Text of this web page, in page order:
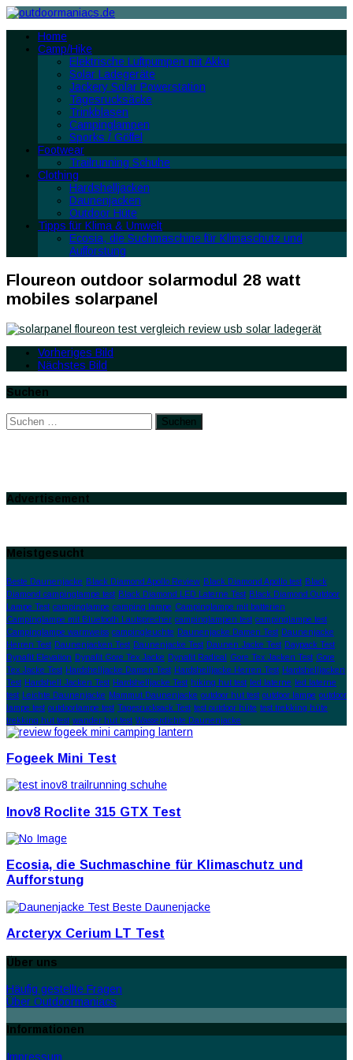
Home
Camp/Hike
Elektrische Luftpumpen mit Akku
Solar Ladegeräte
Jackery Solar Powerstation
Tagesrucksäcke
Trinkblasen
Campinglampen
Sporks / Göffel
Footwear
Trailrunning Schuhe
Clothing
Hardshelljacken
Daunenjacken
Outdoor Hüte
Tipps für Klima & Umwelt
Ecosia, die Suchmaschine für Klimaschutz und
Aufforstung
Floureon outdoor solarmodul 28 watt
mobiles solarpanel
Vorheriges Bild
Nächstes Bild
Suchen
Suchen
nach:
Advertisement
Meistgesucht
Beste Daunenjacke Black Diamond Apollo Review Black Diamond Apollo test Black
Diamond campinglampe test Black Diamond LED Laterne Test Black Diamond Outdoor
Lampe Test campinglampe camping lampe Campinglampe mit batterien
Campinglampe mit Bluetooth Lautsprecher campinglampen test campinglampe test
Campinglampe warmweiss campingleuchte Daunenjacke Damen Test Daunenjacke
Herren Test Daunenjacken Test Daunenjacke Test Daunen Jacke Test Daypack Test
Dynafit Elevation Dynafit Gore Tex Jacke Dynafit Radical Gore Tex Jacken Test Gore
Tex Jacke Test Hardshelljacke Damen Test Hardshelljacke Herren Test Hardshelljacken
Test Hardshell Jacken Test Hardshelljacke Test hiking hut test led laterne led laterne
test Leichte Daunenjacke Mammut Daunenjacke outdoor hut test outdoor lampe outdoor
lampe test outdoorlampe test Tagesrucksack Test test outdoor hüte test trekking hüte
trekking hut test wander hut test Wasserdichte Daunenjacke
Fogeek Mini Test
Inov8 Roclite 315 GTX Test
Ecosia, die Suchmaschine für Klimaschutz und
Aufforstung
Arcteryx Cerium LT Test
Über uns
Häufig gestellte Fragen
Über Outdoormaniacs
Informationen
Impressum